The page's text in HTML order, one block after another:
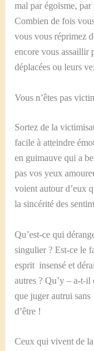
mal par égoïsme,
Combien de fois
vous vous réprimez
encore vous assaillir
déplacées ou leurs
Vous n’êtes pas
Sortez de la
facile à atteindre
en guimauve qui a
pas vos yeux
voient autour d’eux
la sincérité des
Qu’est-ce qui
singulier ? Est-ce le
esprit insensé et
autres ? Qu’y – a-t-
que juger autrui
d’être !
Ceux qui vivent de la